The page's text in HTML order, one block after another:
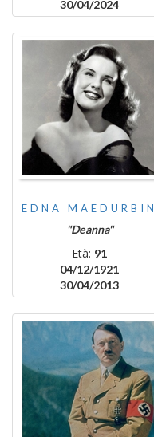
30/04/2024
EDNA MAEDURBIN
"Deanna"
Età: 91
04/12/1921
30/04/2013